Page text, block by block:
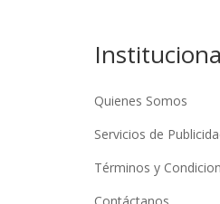
Quienes Somos
Servicios de
Términos y
Contáctanos